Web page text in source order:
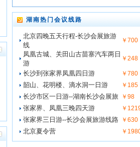
湖南热门会议线路
北京四晚五天行程-长沙会展旅游
线
￥700
凤凰古城、关田山古苗寨汽车两日
游
￥248
长沙到张家界凤凰四日游 ￥780
韶山、花明楼、滴水洞一日游 ￥185
长沙市区一日游--湖南长沙会展旅 ￥98
张家界、凤凰三晚四天游 ￥
张家界三日游--长沙会展旅游线路 ￥630
北京夏令营 ￥